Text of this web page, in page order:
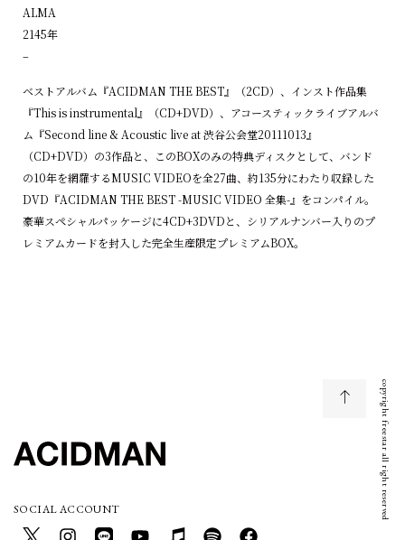
ALMA
2145年
–
ベストアルバム『ACIDMAN THE BEST』（2CD）、インスト作品集
『This is instrumental』（CD+DVD）、アコースティックライブアルバ
ム『Second line & Acoustic live at 渋谷公会堂20111013』
（CD+DVD）の3作品と、このBOXのみの特典ディスクとして、バンド
の10年を網羅するMUSIC VIDEOを全27曲、約135分にわたり収録した
DVD『ACIDMAN THE BEST -MUSIC VIDEO 全集-』をコンパイル。
豪華スペシャルパッケージに4CD+3DVDと、シリアルナンバー入りのプ
レミアムカードを封入した完全生産限定プレミアムBOX。
SOCIAL ACCOUNT copyright freestar all right reserved